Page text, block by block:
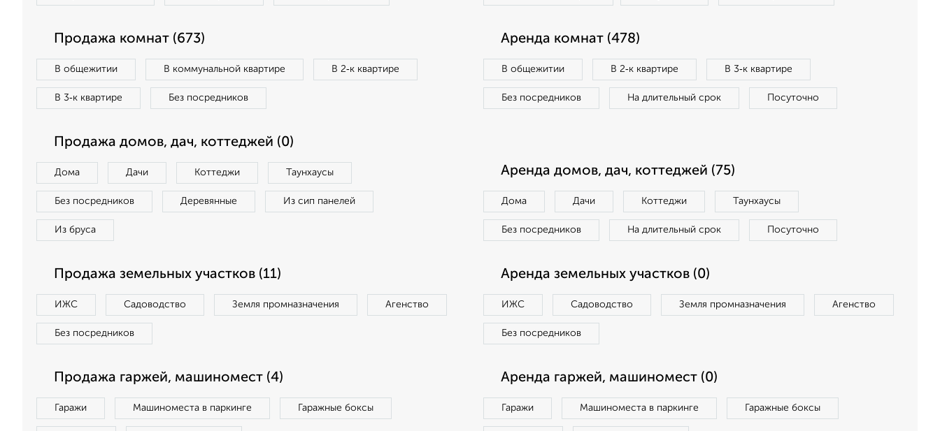
Продажа комнат (673)
В общежитии В коммунальной квартире В 2‑к квартире
В 3‑к квартире Без посредников
Аренда комнат (478)
В общежитии В 2‑к квартире В 3‑к квартире
Без посредников На длительный срок Посуточно
Продажа домов, дач, коттеджей (0)
Дома Дачи Коттеджи Таунхаусы
Без посредников Деревянные Из сип панелей
Из бруса
Аренда домов, дач, коттеджей (75)
Дома Дачи Коттеджи Таунхаусы
Без посредников На длительный срок Посуточно
Продажа земельных участков (11)
ИЖС Садоводство Земля промназначения Агенство
Без посредников
Аренда земельных участков (0)
ИЖС Садоводство Земля промназначения Агенство
Без посредников
Продажа гаржей, машиномест (4)
Гаражи Машиноместа в паркинге Гаражные боксы
Аренда гаржей, машиномест (0)
Гаражи Машиноместа в паркинге Гаражные боксы